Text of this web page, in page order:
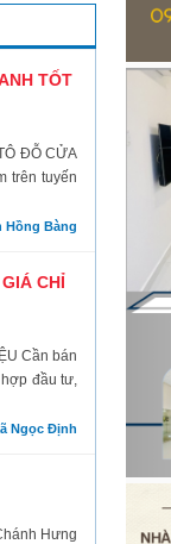
TỐT
ĐỖ CỬA
trên tuyến
Hồng Bàng
CHỈ
Cần bán
đầu tư,
Ngọc Định
Hưng